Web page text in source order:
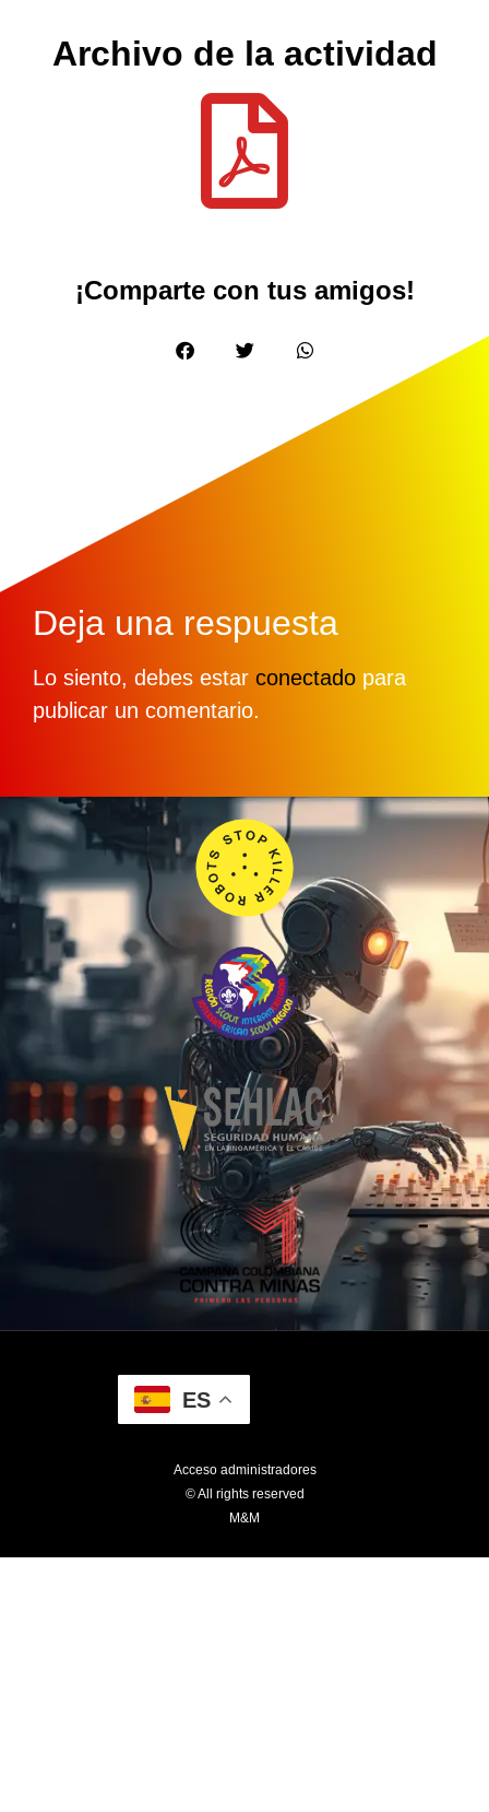
Archivo de la actividad
¡Comparte con tus amigos!
Deja una respuesta
Lo siento, debes estar conectado para
publicar un comentario.
ES
Acceso administradores
© All rights reserved
M&M